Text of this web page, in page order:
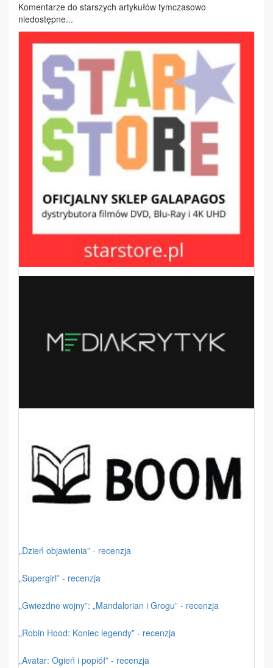
Komentarze do starszych artykułów tymczasowo
niedostępne...
„Dzień objawienia” - recenzja
„Supergirl” - recenzja
„Gwiezdne wojny”: „Mandalorian i Grogu” - recenzja
„Robin Hood: Koniec legendy” - recenzja
„Avatar: Ogień i popiół” - recenzja